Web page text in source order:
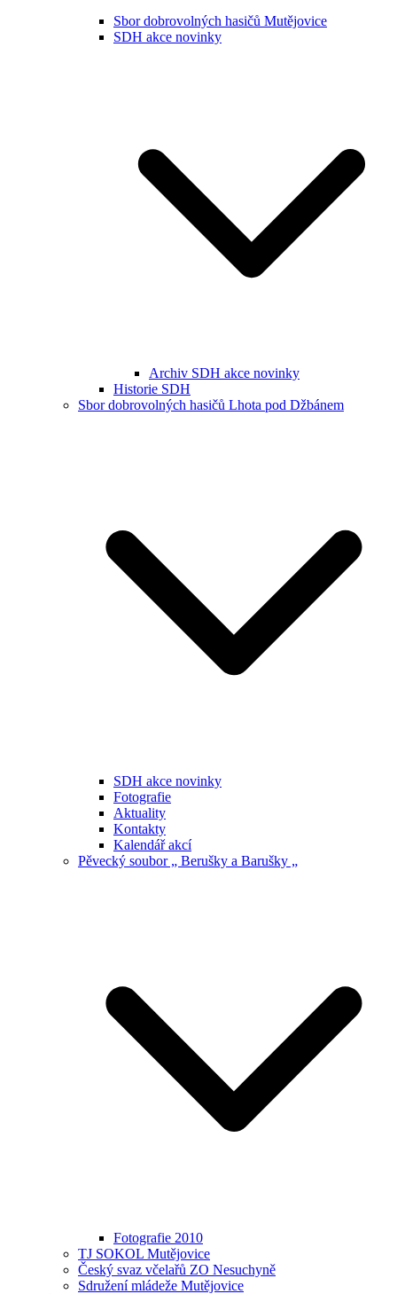
Sbor dobrovolných hasičů Mutějovice
SDH akce novinky
Archiv SDH akce novinky
Historie SDH
Sbor dobrovolných hasičů Lhota pod Džbánem
SDH akce novinky
Fotografie
Aktuality
Kontakty
Kalendář akcí
Pěvecký soubor „ Berušky a Barušky „
Fotografie 2010
TJ SOKOL Mutějovice
Český svaz včelařů ZO Nesuchyně
Sdružení mládeže Mutějovice